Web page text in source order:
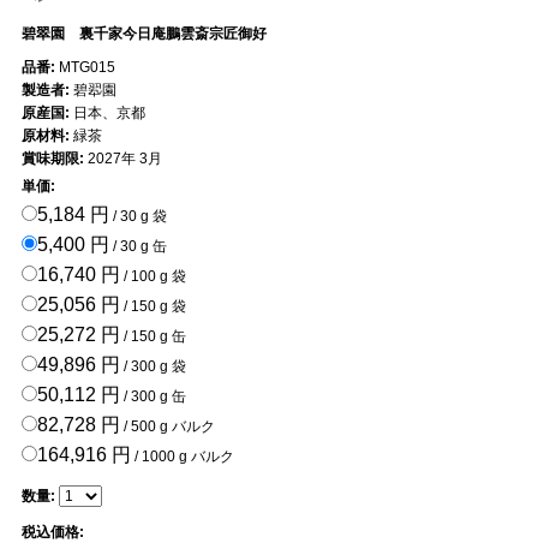
碧翠園 裏千家今日庵鵬雲斎宗匠御好
品番: MTG015
製造者: 碧翆園
原産国: 日本、京都
原材料: 緑茶
賞味期限: 2027年 3月
単価:
5,184 円 / 30 g 袋
5,400 円 / 30 g 缶
16,740 円 / 100 g 袋
25,056 円 / 150 g 袋
25,272 円 / 150 g 缶
49,896 円 / 300 g 袋
50,112 円 / 300 g 缶
82,728 円 / 500 g バルク
164,916 円 / 1000 g バルク
数量:
税込価格: